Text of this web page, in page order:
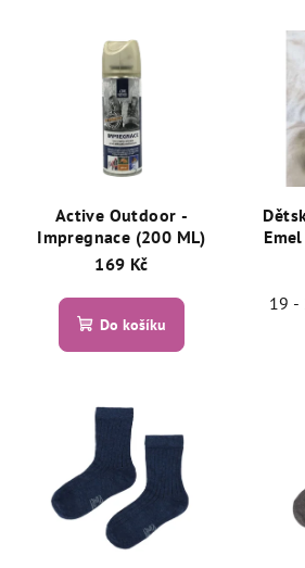
Active Outdoor -
Impregnace (200 ML)
169 Kč
Do košíku
19 -